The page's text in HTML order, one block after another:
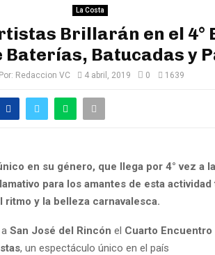
La Costa
Brillarán en el 4°
Baterías, Batucadas y
Por: Redaccion VC 4 abril, 2019 0 1639
en su género, que llega por 4° vez a
para los amantes de esta actividad
y la belleza carnavalesca.
San José del Rincón el Cuarto Encuentro
, un espectáculo único en el país